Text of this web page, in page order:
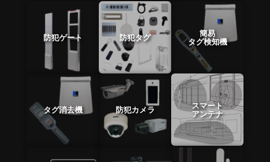
防犯ゲート 防犯タグ 簡易
タグ検知機
タグ消去機 防犯カメラ スマート
アンテナ